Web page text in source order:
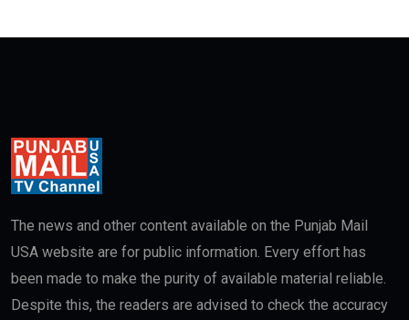
The news and other content available on the Punjab Mail
USA website are for public information. Every effort has
been made to make the purity of available material reliable.
Despite this, the readers are advised to check the accuracy